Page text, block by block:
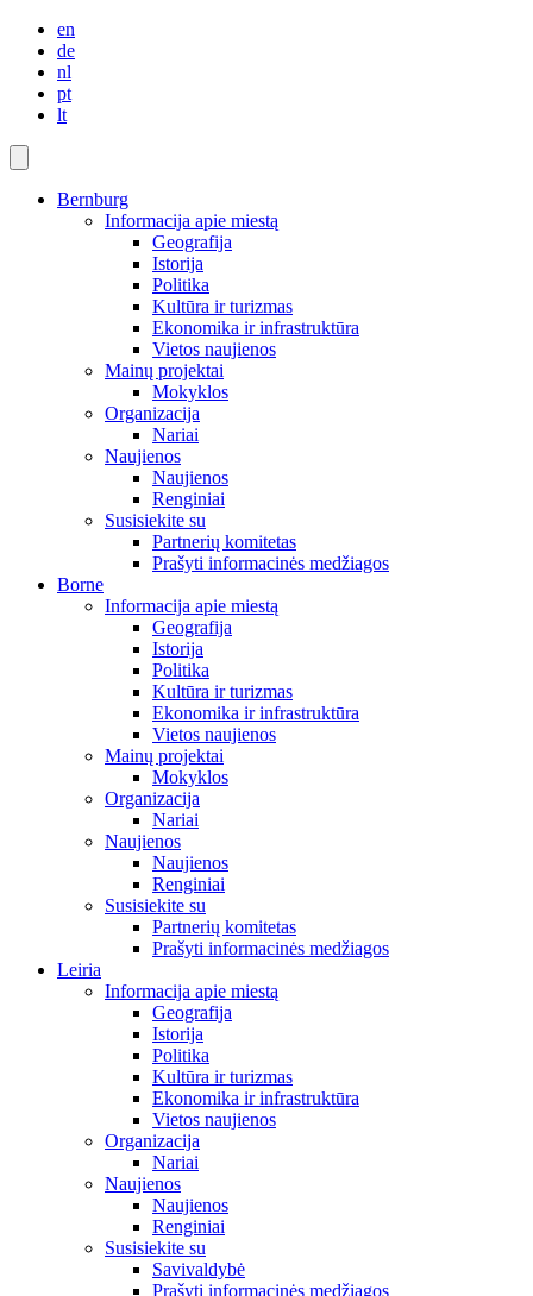
en
de
nl
pt
lt
Bernburg
Informacija apie miestą
Geografija
Istorija
Politika
Kultūra ir turizmas
Ekonomika ir infrastruktūra
Vietos naujienos
Mainų projektai
Mokyklos
Organizacija
Nariai
Naujienos
Naujienos
Renginiai
Susisiekite su
Partnerių komitetas
Prašyti informacinės medžiagos
Borne
Informacija apie miestą
Geografija
Istorija
Politika
Kultūra ir turizmas
Ekonomika ir infrastruktūra
Vietos naujienos
Mainų projektai
Mokyklos
Organizacija
Nariai
Naujienos
Naujienos
Renginiai
Susisiekite su
Partnerių komitetas
Prašyti informacinės medžiagos
Leiria
Informacija apie miestą
Geografija
Istorija
Politika
Kultūra ir turizmas
Ekonomika ir infrastruktūra
Vietos naujienos
Organizacija
Nariai
Naujienos
Naujienos
Renginiai
Susisiekite su
Savivaldybė
Prašyti informacinės medžiagos